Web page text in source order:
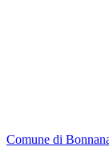
Comune di